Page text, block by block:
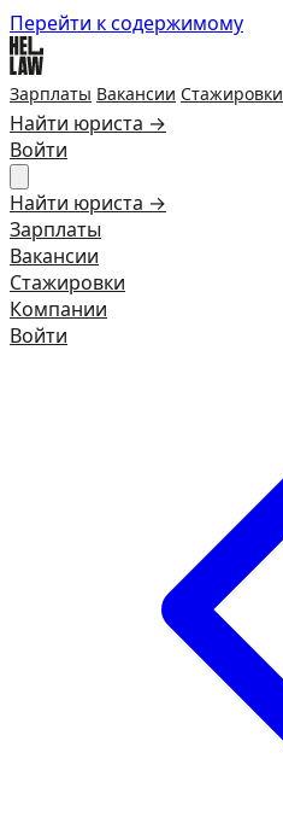
Перейти к содержимому
Зарплаты Вакансии Стажировки
Найти юриста →
Войти
Найти юриста →
Зарплаты
Вакансии
Стажировки
Компании
Войти